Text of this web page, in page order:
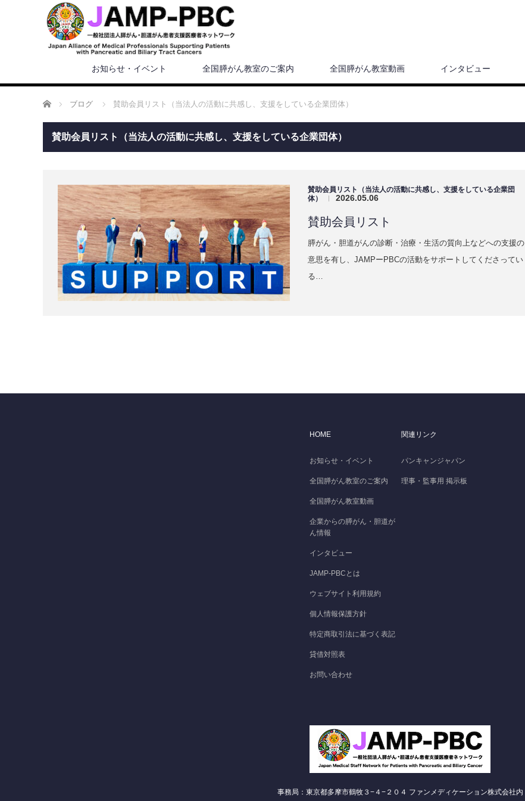
お知らせ・イベント 全国膵がん教室のご案内 全国膵がん教室動画 インタビュー
ホーム ブログ 賛助会員リスト（当法人の活動に共感し、支援をしている企業団体）
賛助会員リスト（当法人の活動に共感し、支援をしている企業団体）
賛助会員リスト（当法人の活動に共感し、支援をしている企業団
体）
| 2026.05.06
賛助会員リスト
膵がん・胆道がんの診断・治療・生活の質向上などへの支援の
意思を有し、JAMPーPBCの活動をサポートしてくださってい
る…
HOME
お知らせ・イベント
全国膵がん教室のご案内
全国膵がん教室動画
企業からの膵がん・胆道が
ん情報
インタビュー
JAMP-PBCとは
ウェブサイト利用規約
個人情報保護方針
特定商取引法に基づく表記
貸借対照表
お問い合わせ
関連リンク
パンキャンジャパン
理事・監事用 掲示板
事務局：東京都多摩市鶴牧３−４−２０４ ファンメディケーション株式会社内